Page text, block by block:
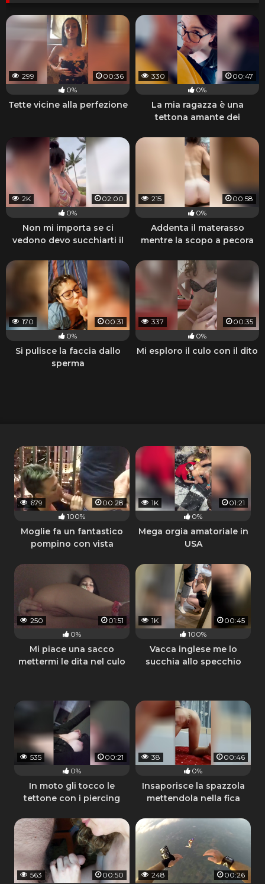
299
00:36
0%
Tette vicine alla perfezione
330
00:47
0%
La mia ragazza è una
tettona amante dei
2K
02:00
0%
Non mi importa se ci
vedono devo succhiarti il
215
00:58
0%
Addenta il materasso
mentre la scopo a pecora
170
00:31
0%
Si pulisce la faccia dallo
sperma
337
00:35
0%
Mi esploro il culo con il dito
679
00:28
100%
Moglie fa un fantastico
pompino con vista
1K
01:21
0%
Mega orgia amatoriale in
USA
250
01:51
0%
Mi piace una sacco
mettermi le dita nel culo
1K
00:45
100%
Vacca inglese me lo
succhia allo specchio
535
00:21
0%
In moto gli tocco le
tettone con i piercing
38
00:46
0%
Insaporisce la spazzola
mettendola nella fica
563 00:50 248 00:26